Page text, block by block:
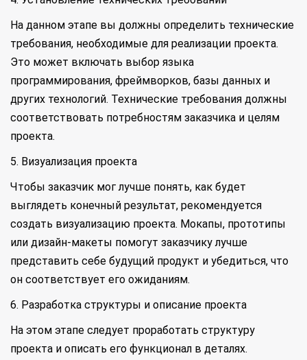
На данном этапе вы должны определить технические
требования, необходимые для реализации проекта.
Это может включать выбор языка
программирования, фреймворков, базы данных и
других технологий. Технические требования должны
соответствовать потребностям заказчика и целям
проекта.
5. Визуализация проекта
Чтобы заказчик мог лучше понять, как будет
выглядеть конечный результат, рекомендуется
создать визуализацию проекта. Мокапы, прототипы
или дизайн-макеты помогут заказчику лучше
представить себе будущий продукт и убедиться, что
он соответствует его ожиданиям.
6. Разработка структуры и описание проекта
На этом этапе следует проработать структуру
проекта и описать его функционал в деталях.